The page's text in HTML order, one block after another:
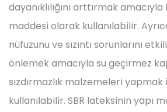
dayanıklılığını arttırmak
maddesi olarak kullanılabilir.
nüfuzunu ve sızıntı sorunlarını
önlemek amacıyla su geçirmez
sızdırmazlık malzemeleri yapmak
kullanılabilir. SBR lateksinin yapı